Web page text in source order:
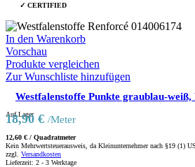
✓ CERTIFIED
In den Warenkorb
Vorschau
Produkte vergleichen
Zur Wunschliste hinzufügen
Westfalenstoffe Punkte graublau-
Auf Lager
18,90 € /Meter
12,60 € / Quadratmeter
Kein Mehrwertsteuerausweis, da Kleinunternehmer nach §19 (1)
zzgl. Versandkosten
Lieferzeit: 2 - 3 Werktage